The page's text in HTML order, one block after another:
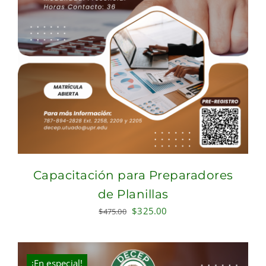
Capacitación para Preparadores
de Planillas
$475.00 Original
was:
$475.00.
$325.00
is:
¡En especial!